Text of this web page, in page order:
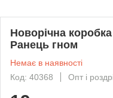
Новорічна
Ранець гном
Немає в наявності
Код: 40368
Опт і